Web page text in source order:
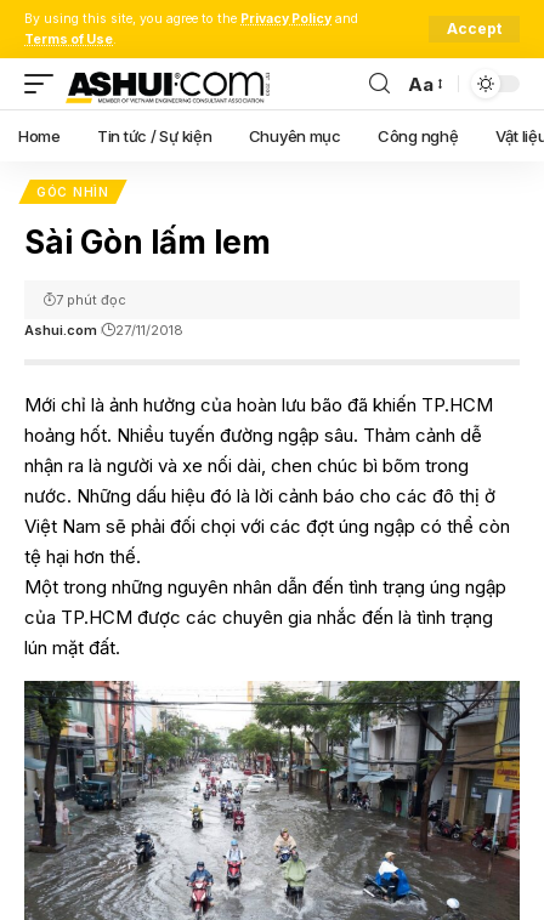
By using this site, you agree to the Privacy Policy and
Terms of Use.
Accept
Font
Resizer
Aa
Home Tin tức / Sự kiện Chuyên mục Công nghệ Vật
GÓC NHÌN
Sài Gòn lấm lem
Ashui.com 27/11/2018
7 phút đọc
Mới chỉ là ảnh hưởng của hoàn lưu bão đã khiến TP.HCM
hoảng hốt. Nhiều tuyến đường ngập sâu. Thảm cảnh dễ
nhận ra là người và xe nối dài, chen chúc bì bõm trong
nước. Những dấu hiệu đó là lời cảnh báo cho các đô thị ở
Việt Nam sẽ phải đối chọi với các đợt úng ngập có thể còn
tệ hại hơn thế.
Một trong những nguyên nhân dẫn đến tình trạng úng ngập
của TP.HCM được các chuyên gia nhắc đến là tình trạng
lún mặt đất.